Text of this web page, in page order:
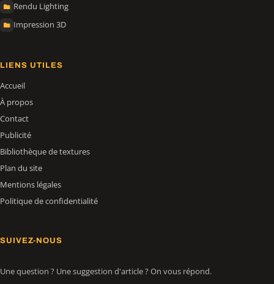
Rendu Lighting
Impression 3D
LIENS UTILES
Accueil
À propos
Contact
Publicité
Bibliothèque de textures
Plan du site
Mentions légales
Politique de confidentialité
SUIVEZ-NOUS
Une question ? Une suggestion d'article ? On vous répond.